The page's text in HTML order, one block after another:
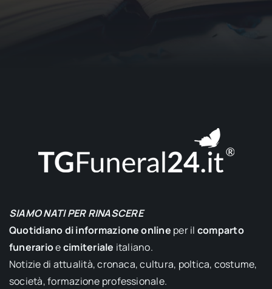
SIAMO NATI PER RINASCERE
Quotidiano di informazione online per il comparto
funerarioecimiteriale italiano.
Notizie di attualità, cronaca, cultura, poltica, costume,
società, formazione professionale.